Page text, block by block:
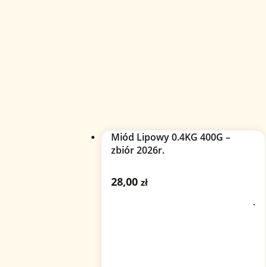
Miód Lipowy 0.4KG 400G –
zbiór 2026r.
28,00 zł